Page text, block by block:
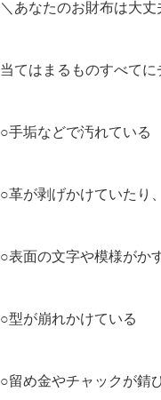
＼あなたのお財布は大
当てはまるものすべてに
○手垢などで汚れている
○革が剥げかけていたり
○表面の文字や模様がか
○型が崩れかけている
○留め金やチャックが錆